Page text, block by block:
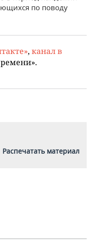
по поводу
, канал в
Распечатать материал